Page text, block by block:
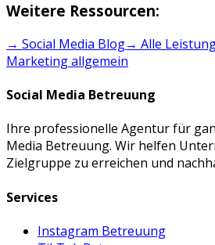
Weitere Ressourcen:
→ Social Media Blog→ Alle
Marketingallgemein
Social Media Betreuung
Ihre professionelle Agentur für
Media Betreuung. Wir helfen
Zielgruppe zu erreichen und
Services
Instagram Betreuung